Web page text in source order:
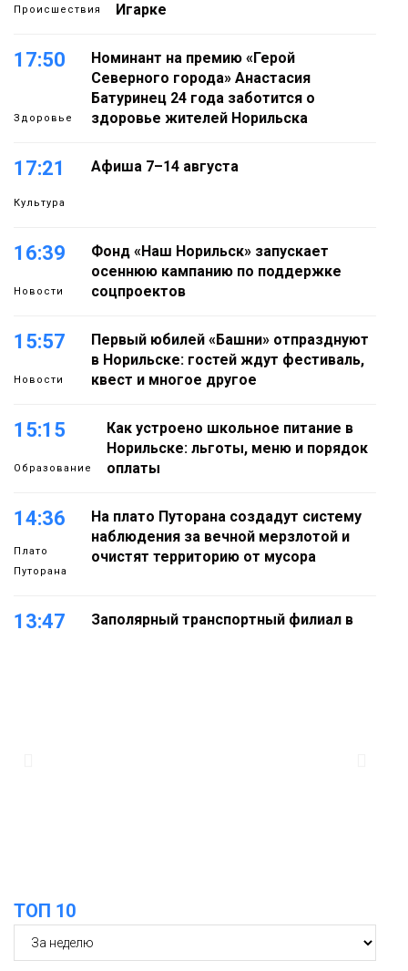
Происшествия
Игарке
17:50
Здоровье
Номинант на премию «Герой
Северного города» Анастасия
Батуринец 24 года заботится о
здоровье жителей Норильска
17:21
Культура
Афиша 7–14 августа
16:39
Новости
Фонд «Наш Норильск» запускает
осеннюю кампанию по поддержке
соцпроектов
15:57
Новости
Первый юбилей «Башни» отпразднуют
в Норильске: гостей ждут фестиваль,
квест и многое другое
15:15
Образование
Как устроено школьное питание в
Норильске: льготы, меню и порядок
оплаты
14:36
Плато
Путорана
На плато Путорана создадут систему
наблюдения за вечной мерзлотой и
очистят территорию от мусора
13:47
Заполярный транспортный филиал в
ТОП 10